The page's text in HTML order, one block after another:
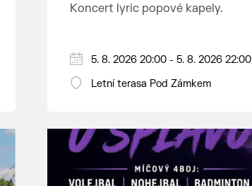
Koncert lyric popové kapely.
5. 8. 2026 20:00 - 5. 8. 2026 22:00
Letní terasa Pod Zámkem